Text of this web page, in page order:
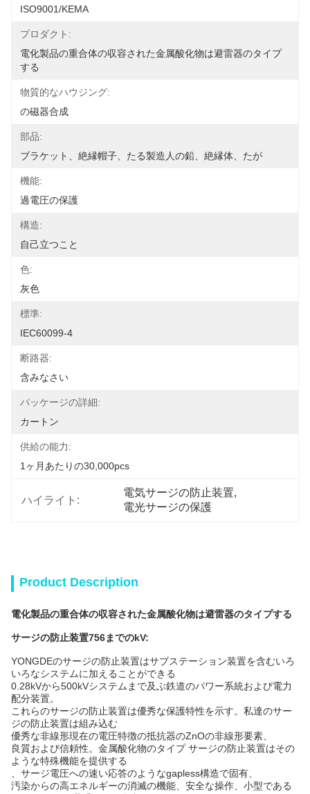
ISO9001/KEMA
プロダクト:
電化製品の重合体の収容された金属酸化物は避雷器のタイプ
する
物質的なハウジング:
の磁器合成
部品:
ブラケット、絶縁帽子、たる製造人の鉛、絶縁体、たが
機能:
過電圧の保護
構造:
自己立つこと
色:
灰色
標準:
IEC60099-4
断路器:
含みなさい
パッケージの詳細:
カートン
供給の能力:
1ヶ月あたりの30,000pcs
ハイライト:
電気サージの防止装置,
電光サージの保護
Product Description
電化製品の重合体の収容された金属酸化物は避雷器のタイプする
サージの防止装置756までのkV:
YONGDEのサージの防止装置はサブステーション装置を含むいろ
いろなシステムに加えることができる
0.28kVから500kVシステムまで及ぶ鉄道のパワー系統および電力
配分装置。
これらのサージの防止装置は優秀な保護特性を示す。私達のサー
ジの防止装置は組み込む
優秀な非線形現在の電圧特徴の抵抗器のZnOの非線形要素、
良質および信頼性。金属酸化物のタイプ サージの防止装置はその
ような特殊機能を提供する
、サージ電圧への速い応答のようなgapless構造で固有、
汚染からの高エネルギーの消滅の機能、安全な操作、小型である